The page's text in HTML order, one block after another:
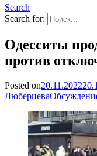
Search
Search for:
Одесситы
против
Posted on20.11.2022
Люберцева